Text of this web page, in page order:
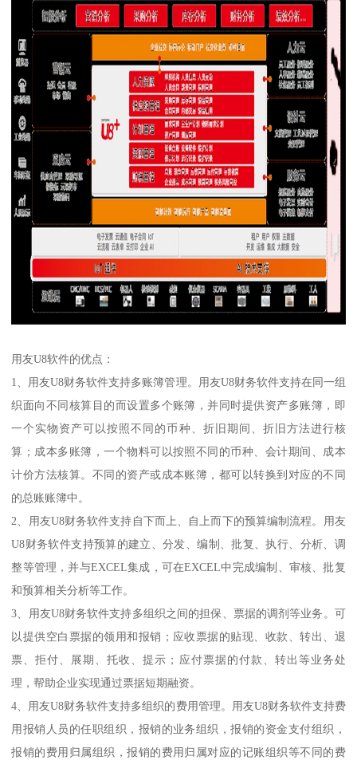
用友U8软件的优点：
1、用友U8财务软件支持多账簿管理。用友U8财务软件支持在同一组
织面向不同核算目的而设置多个账簿，并同时提供资产多账簿，即
一个实物资产可以按照不同的币种、折旧期间、折旧方法进行核
算；成本多账簿，一个物料可以按照不同的币种、会计期间、成本
计价方法核算。不同的资产或成本账簿，都可以转换到对应的不同
的总账账簿中。
2、用友U8财务软件支持自下而上、自上而下的预算编制流程。用友
U8财务软件支持预算的建立、分发、编制、批复、执行、分析、调
整等管理，并与EXCEL集成，可在EXCEL中完成编制、审核、批复
和预算相关分析等工作。
3、用友U8财务软件支持多组织之间的担保、票据的调剂等业务。可
以提供空白票据的领用和报销；应收票据的贴现、收款、转出、退
票、拒付、展期、托收、提示；应付票据的付款、转出等业务处
理，帮助企业实现通过票据短期融资。
4、用友U8财务软件支持多组织的费用管理。用友U8财务软件支持费
用报销人员的任职组织，报销的业务组织，报销的资金支付组织，
报销的费用归属组织，报销的费用归属对应的记账组织等不同的费